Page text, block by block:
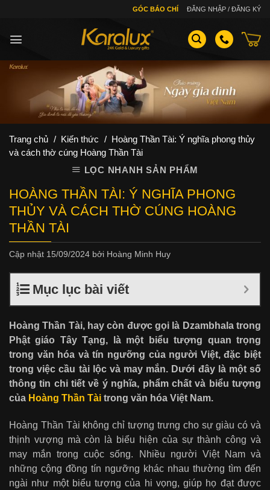
GÓC BÁO CHÍ ĐĂNG NHẬP / ĐĂNG KÝ
Trang chủ / Kiến thức / Hoàng Thần Tài: Ý nghĩa phong thủy
và cách thờ cúng Hoàng Thần Tài
LỌC NHANH SẢN PHẨM
HOÀNG THẦN TÀI: Ý NGHĨA PHONG
THỦY VÀ CÁCH THỜ CÚNG HOÀNG
THẦN TÀI
Cập nhật 15/09/2024 bởi Hoàng Minh Huy
Mục lục bài viết
Hoàng Thần Tài, hay còn được gọi là Dzambhala trong
Phật giáo Tây Tạng, là một biểu tượng quan trọng
trong văn hóa và tín ngưỡng của người Việt, đặc biệt
trong việc cầu tài lộc và may mắn. Dưới đây là một số
thông tin chi tiết về ý nghĩa, phẩm chất và biểu tượng
của Hoàng Thần Tài trong văn hóa Việt Nam.
Hoàng Thần Tài không chỉ tượng trưng cho sự giàu có và
thịnh vượng mà còn là biểu hiện của sự thành công và
may mắn trong cuộc sống. Nhiều người Việt Nam và
những cộng đồng tín ngưỡng khác nhau thường tìm đến
ngài như một biểu tượng của hi vọng, giúp họ đạt được